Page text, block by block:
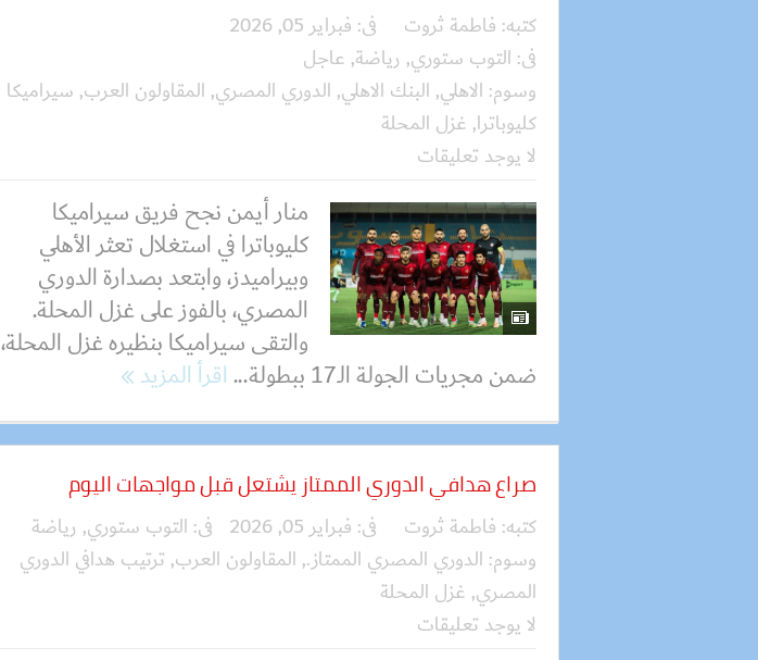
كتبه: فاطمة ثروت فى: فبراير 05, 2026
فى: التوب ستوري, رياضة, عاجل
وسوم: الاهلي, البنك الاهلي, الدوري المصري, المقاولون العرب, سيراميكا
كليوباترا, غزل المحلة
لا يوجد تعليقات
منار أيمن نجح فريق سيراميكا
كليوباترا في استغلال تعثر الأهلي
وبيراميدز، وابتعد بصدارة الدوري
المصري، بالفوز على غزل المحلة.
والتقى سيراميكا بنظيره غزل المحلة،
ضمن مجريات الجولة الـ17 ببطولة...
اقرأ المزيد
صراع هدافي الدوري الممتاز يشتعل قبل مواجهات اليوم
كتبه: فاطمة ثروت فى: فبراير 05, 2026 فى: التوب ستوري, رياضة
وسوم: الدوري المصري الممتاز., المقاولون العرب, ترتيب هدافي الدوري
المصري, غزل المحلة
لا يوجد تعليقات